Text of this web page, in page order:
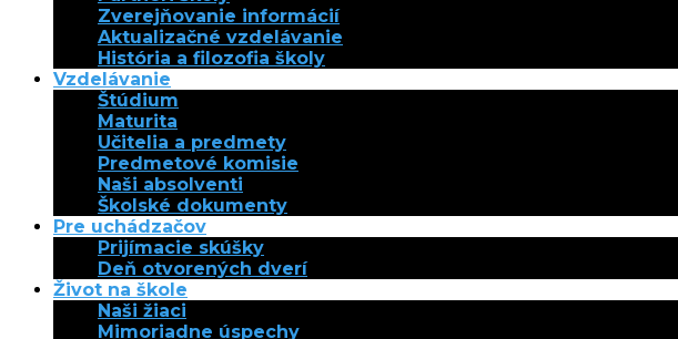
Zverejňovanie informácií
Aktualizačné vzdelávanie
História a filozofia školy
Vzdelávanie
Štúdium
Maturita
Učitelia a predmety
Predmetové komisie
Naši absolventi
Školské dokumenty
Pre uchádzačov
Prijímacie skúšky
Deň otvorených dverí
Život na škole
Naši žiaci
Mimoriadne úspechy